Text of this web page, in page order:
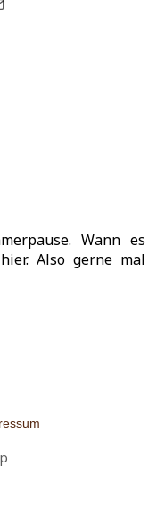
Wann es
Also gerne mal